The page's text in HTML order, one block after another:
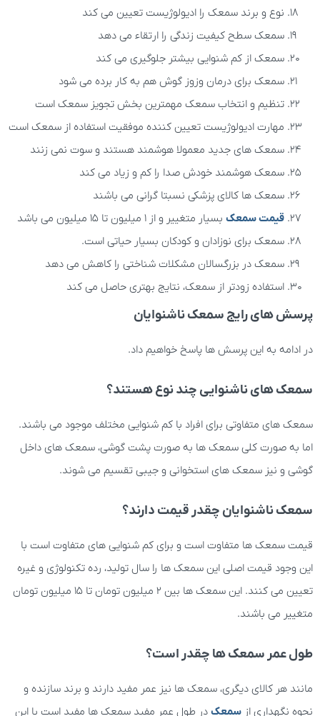
نوع و برند سمعک را ادیولوژیست تعیین می کند
سمعک سطح کیفیت زندگی را ارتقاء می دهد
سمعک از کم شنوایی بیشتر جلوگیری می کند
سمعک برای درمان وزوز گوش هم به کار برده می شود
تنظیم و انتخاب سمعک مهمترین بخش تجویز سمعک است
مهارت ادیولوژیست تعیین کننده موفقیت استفاده از سمعک است
سمعک های جدید معمولا هوشمند هستند و سوت نمی زنند
سمعک هوشمند خودش صدا را کم و زیاد می کند
سمعک ها کالای پزشکی نسبتا گرانی می باشند
قیمت سمعک بسیار متغییر و از 1 میلیون تا 15 میلیون می باشد
سمعک برای نوزادان و کودکان بسیار حیاتی است.
سمعک در بزرگسالان مشکلات شناختی را کاهش می دهد
استفاده زودتر از سمعک، نتایج بهتری حاصل می کند
پرسش های رایج سمعک ناشنوایان
در ادامه به این پرسش ها پاسخ خواهیم داد.
سمعک های ناشنوایی چند نوع هستند؟
سمعک های متفاوتی برای افراد با کم شنوایی مختلف موجود می باشند.
اما به صورت کلی سمعک ها به صورت پشت گوشی، سمعک های داخل
گوشی و نیز سمعک های استخوانی و جیبی تقسیم می شوند.
سمعک ناشنوایان چقدر قیمت دارند؟
قیمت سمعک ها متفاوت است و برای کم شنوایی های متفاوت است با
این وجود قیمت اصلی این سمعک ها را سال تولید، رده تکنولوژی و غیره
تعیین می کنند. این سمعک ها بین 2 میلیون تومان تا 15 میلیون تومان
متغییر می باشند.
طول عمر سمعک ها چقدر است؟
مانند هر کالای دیگری، سمعک ها نیز عمر مفید دارند و برند سازنده و
نحوه نگهداری از سمعک در طول عمر مفید سمعک ها مفید است با این